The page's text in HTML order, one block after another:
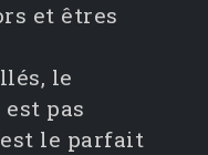
et êtres
le
pas
le parfait